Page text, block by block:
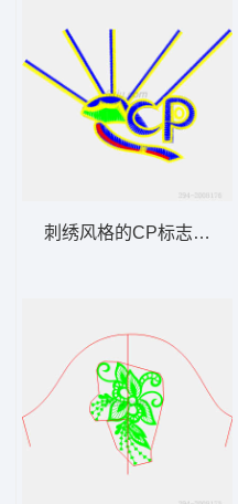
刺绣风格的CP标志图案